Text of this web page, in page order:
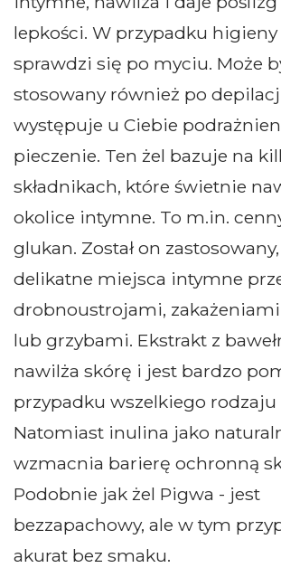
lepkości. W przypadku
sprawdzi się po myciu. Może
stosowany również po
występuje u Ciebie
pieczenie. Ten żel bazuje na
składnikach, które świetnie
okolice intymne. To m.in.
glukan. Został on
delikatne miejsca intymne
drobnoustrojami,
lub grzybami. Ekstrakt z
nawilża skórę i jest bardzo
przypadku wszelkiego rodzaju
Natomiast inulina jako
wzmacnia barierę ochronną
Podobnie jak żel Pigwa - jest
bezzapachowy, ale w tym
akurat bez smaku.